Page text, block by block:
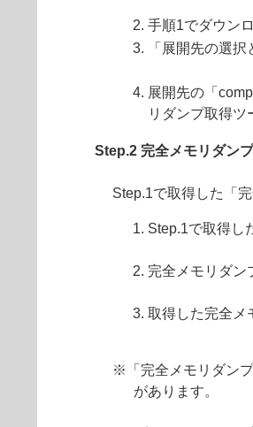
手順1でダウン
「展開先の選
展開先の「
リダンプ取得ツ
Step.2 完全メモリダン
Step.1で取得した「
Step.1で取得し
完全メモリダン
取得した完全メ
※「完全メモリダン
があります。